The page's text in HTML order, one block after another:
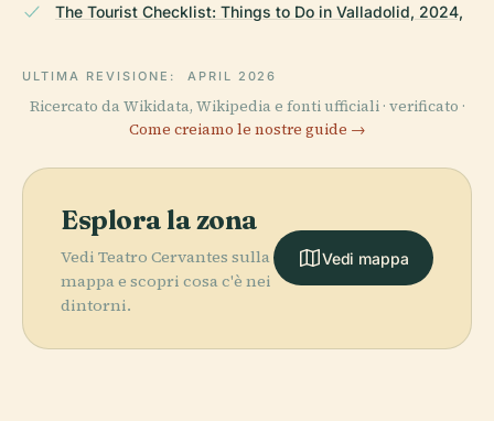
The Tourist Checklist: Things to Do in Valladolid, 2024,
ULTIMA REVISIONE: APRIL 2026
Ricercato da Wikidata, Wikipedia e fonti ufficiali · verificato ·
Come creiamo le nostre guide →
Esplora la zona
Vedi Teatro Cervantes sulla
mappa e scopri cosa c'è nei
dintorni.
Vedi mappa